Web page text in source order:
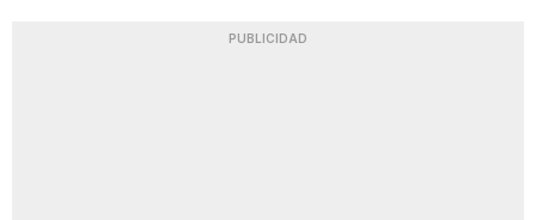
PUBLICIDAD